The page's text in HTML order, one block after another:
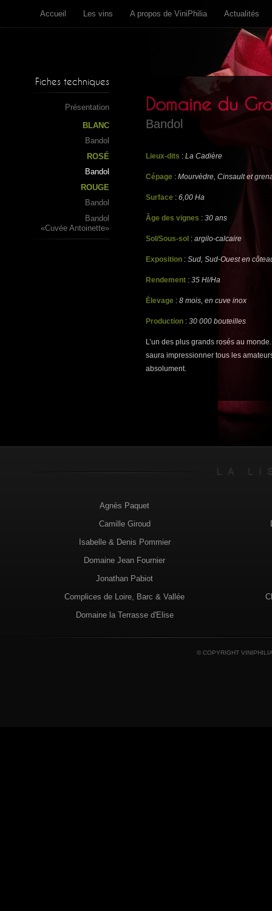
Accueil Les vins A propos de ViniPhilia Actualités
Fiches techniques
Présentation
BLANC
Bandol
ROSÉ
Bandol
ROUGE
Bandol
Bandol
«Cuvée Antoinette»
Domaine du
Bandol
Lieux-dits : La Cadière
Cépage : Mourvèdre, Cinsault et
Surface : 6,00 Ha
Âge des vignes : 30 ans
Sol/Sous-sol : argilo-calcaire
Exposition : Sud, Sud-Ouest en
Rendement : 35 Hl/Ha
Élevage : 8 mois, en cuve inox
Production : 30 000 bouteilles
L’un des plus grands rosés au
saura impressionner tous les
absolument.
Agnès Paquet
Camille Giroud
Isabelle & Denis Pommier
Domaine Jean Fournier
Jonathan Pabiot
Complices de Loire, Barc & Vallée
Domaine la Terrasse d'Elise
© COPYRIGHT